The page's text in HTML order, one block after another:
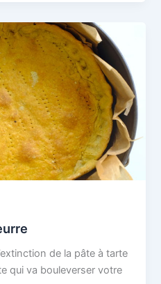
de la pâte à tarte
qui va bouleverser votre